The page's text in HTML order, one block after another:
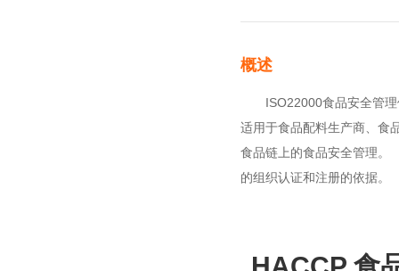
概述
ISO22000食品安全管理
适用于食品配料生产商、食
食品链上的食品安全管理
的组织认证和注册的依据。